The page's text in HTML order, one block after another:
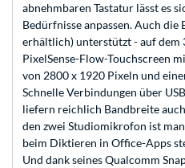
abnehmbaren Tastatur lässt es
Bedürfnisse anpassen. Auch
erhältlich) unterstützt - auf dem
PixelSense-Flow-Touchscreen
von 2800 x 1920 Pixeln und
Schnelle Verbindungen über
liefern reichlich Bandbreite
den zwei Studiomikrofon ist
beim Diktieren in Office-Apps
Und dank seines Qualcomm